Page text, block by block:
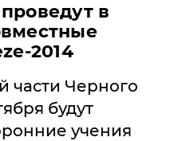
в
2014
части Черного
будут
учения